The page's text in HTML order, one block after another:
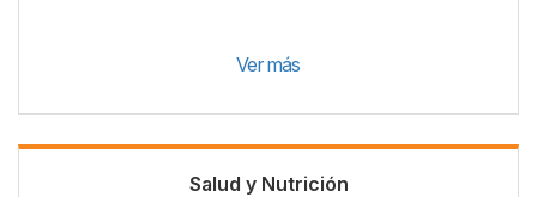
Ver más
Salud y Nutrición